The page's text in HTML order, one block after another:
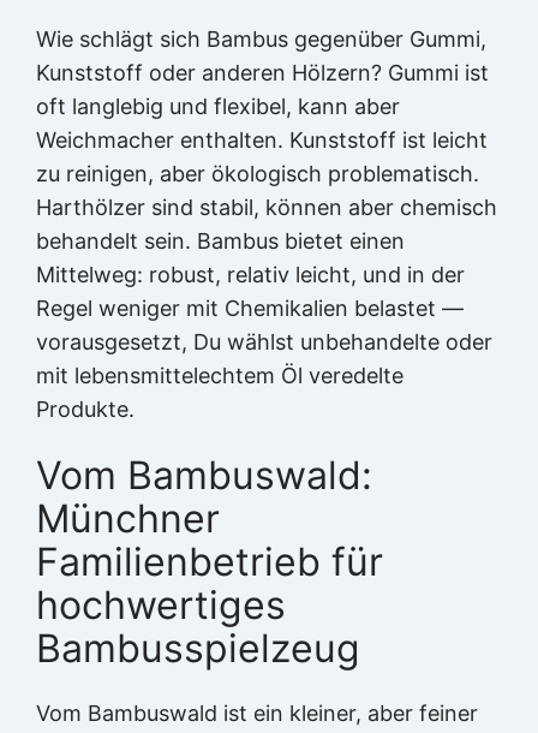
Wie schlägt sich Bambus gegenüber Gummi,
Kunststoff oder anderen Hölzern? Gummi ist
oft langlebig und flexibel, kann aber
Weichmacher enthalten. Kunststoff ist leicht
zu reinigen, aber ökologisch problematisch.
Harthölzer sind stabil, können aber chemisch
behandelt sein. Bambus bietet einen
Mittelweg: robust, relativ leicht, und in der
Regel weniger mit Chemikalien belastet —
vorausgesetzt, Du wählst unbehandelte oder
mit lebensmittelechtem Öl veredelte
Produkte.
Vom Bambuswald:
Münchner
Familienbetrieb für
hochwertiges
Bambusspielzeug
Vom Bambuswald ist ein kleiner, aber feiner